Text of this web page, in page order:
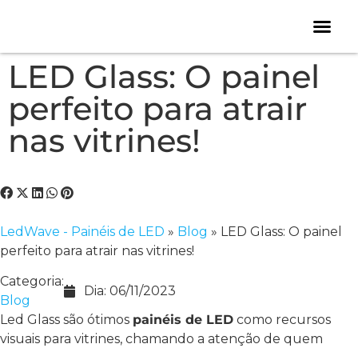
LED Glass: O painel
perfeito para atrair
nas vitrines!
LedWave - Painéis de LED » Blog » LED Glass: O painel
perfeito para atrair nas vitrines!
Categoria:
Blog
Dia: 06/11/2023
Led Glass são ótimos painéis de LED como recursos
visuais para vitrines, chamando a atenção de quem